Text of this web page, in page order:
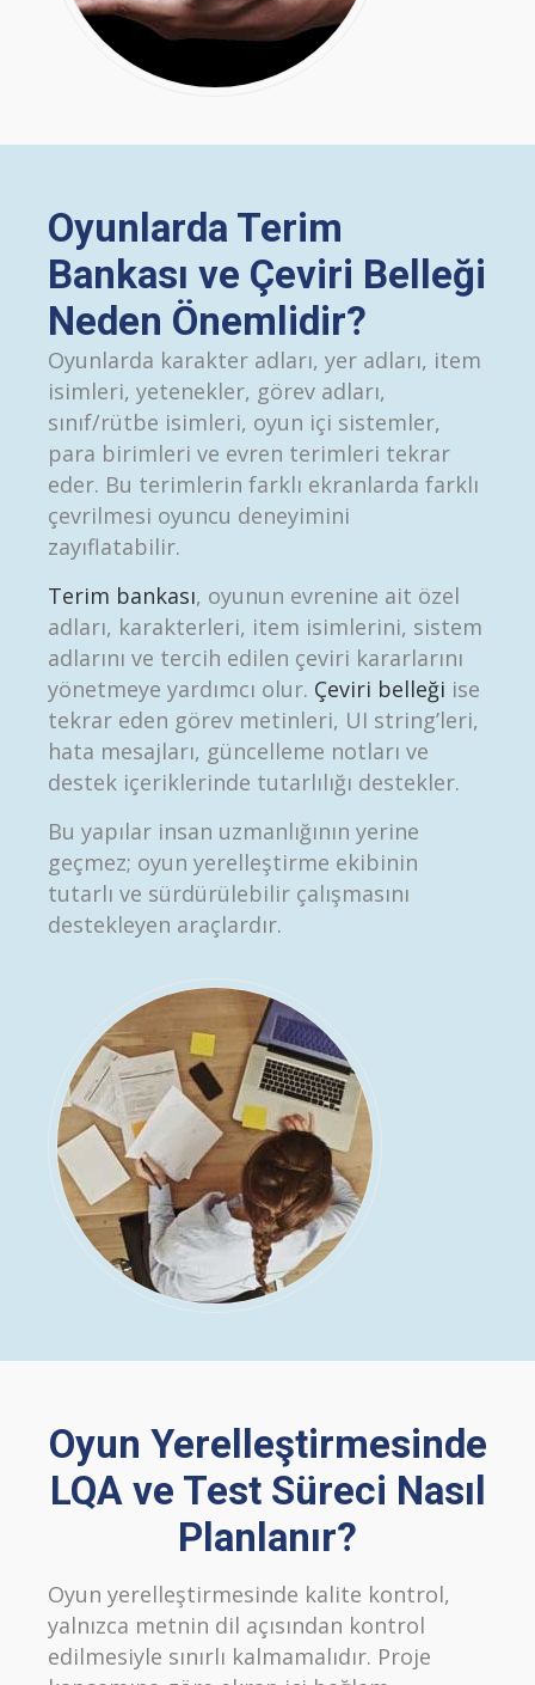
Oyunlarda Terim
Bankası ve Çeviri Belleği
Neden Önemlidir?
Oyunlarda karakter adları, yer adları, item
isimleri, yetenekler, görev adları,
sınıf/rütbe isimleri, oyun içi sistemler,
para birimleri ve evren terimleri tekrar
eder. Bu terimlerin farklı ekranlarda farklı
çevrilmesi oyuncu deneyimini
zayıflatabilir.
Terim bankası, oyunun evrenine ait özel
adları, karakterleri, item isimlerini, sistem
adlarını ve tercih edilen çeviri kararlarını
yönetmeye yardımcı olur. Çeviri belleği ise
tekrar eden görev metinleri, UI string’leri,
hata mesajları, güncelleme notları ve
destek içeriklerinde tutarlılığı destekler.
Bu yapılar insan uzmanlığının yerine
geçmez; oyun yerelleştirme ekibinin
tutarlı ve sürdürülebilir çalışmasını
destekleyen araçlardır.
Oyun Yerelleştirmesinde
LQA ve Test Süreci Nasıl
Planlanır?
Oyun yerelleştirmesinde kalite kontrol,
yalnızca metnin dil açısından kontrol
edilmesiyle sınırlı kalmamalıdır. Proje